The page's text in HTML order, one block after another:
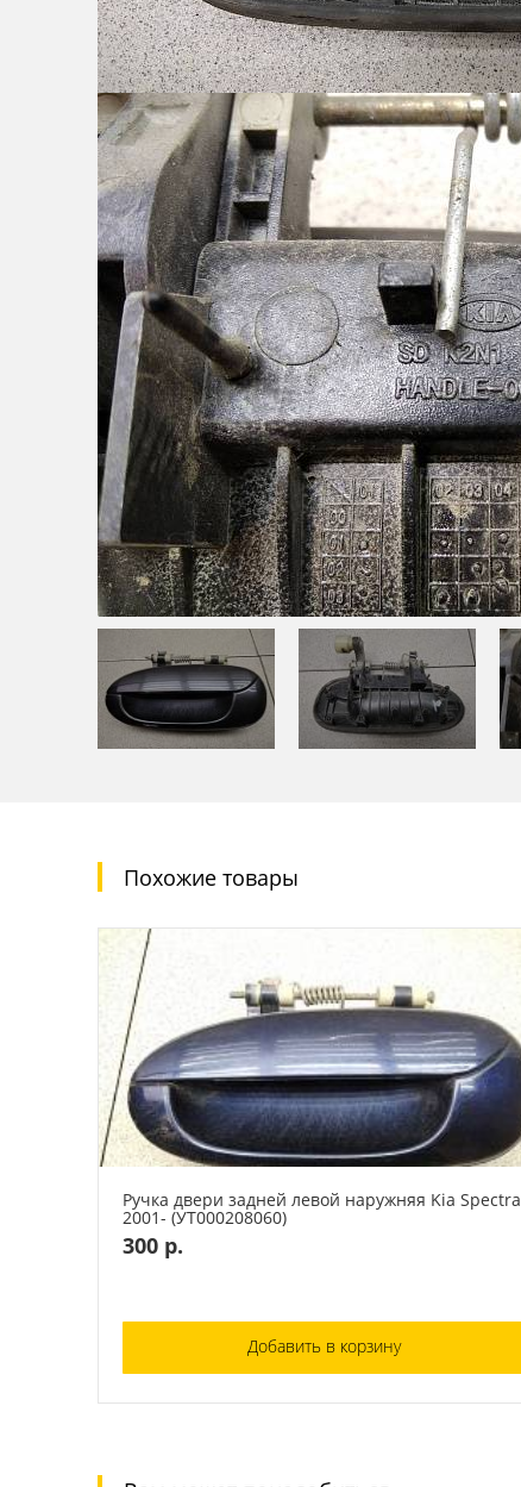
Похожие товары
Ручка двери задней левой наружняя Kia Spectra
2001- (УТ000208060)
300 р.
Добавить в корзину